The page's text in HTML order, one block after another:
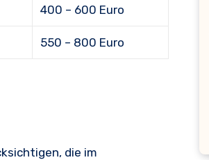
400 – 600 Euro
550 – 800 Euro
die im